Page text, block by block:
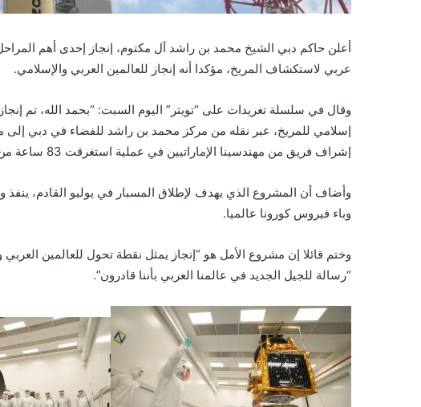
أعلن حاكم دبي الشيخ محمد بن راشد آل مكتوم، إنجاز إحدى أهم
عربي لاستكشاف المريخ، مؤكدا أنه إنجاز للعالمين العربي والإسلامي.
وقال في سلسلة تغريدات على “تويتر” اليوم السبت: “بحمد الله، تم
إسلامي للمريخ، عبر نقله من مركز محمد بن راشد للفضاء في دبي إلى
إشراف فريق من مهندسينا الإماراتيين في عملية استغرقت 83 ساعة من العمل المتواصل.. مسبار الأمل للمريخ قريبا”.
وأضاف أن المشروع الذي يهدف لإطلاق المسبار في يوليو القادم، ينفذ
وباء فيروس كورونا عالميا.
وختم قائلا إن مشروع الأمل هو “إنجاز يمثل نقطة تحول للعالمين
“رسالة للجيل الجديد في عالمنا العربي بأننا قادرون”.